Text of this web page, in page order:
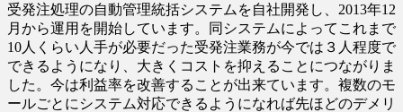
受発注処理の自動管理統括システムを自社開発し、2013年12
月から運用を開始しています。同システムによってこれまで
10人くらい人手が必要だった受発注業務が今では３人程度で
できるようになり、大きくコストを抑えることにつながりま
した。今は利益率を改善することが出来ています。複数のモ
ールごとにシステム対応できるようになれば先ほどのデメリ